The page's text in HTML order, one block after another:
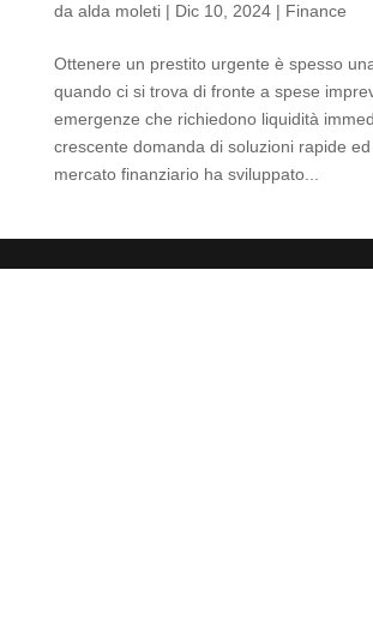
da alda moleti| Dic 10, 2024| Finance
Ottenere un prestito urgente è spesso
quando ci si trova di fronte a spese
emergenze che richiedono liquidità
crescente domanda di soluzioni rapide
mercato finanziario ha sviluppato...